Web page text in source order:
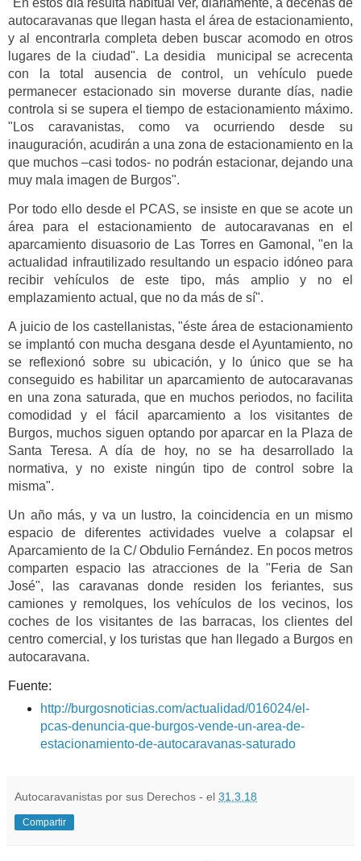
autocaravanas que llegan hasta el área de estacionamiento,
y al encontrarla completa deben buscar acomodo en otros
lugares de la ciudad". La desidia municipal se acrecenta
con la total ausencia de control, un vehículo puede
permanecer estacionado sin moverse durante días, nadie
controla si se supera el tiempo de estacionamiento máximo.
"Los caravanistas, como va ocurriendo desde su
inauguración, acudirán a una zona de estacionamiento en la
que muchos –casi todos- no podrán estacionar, dejando una
muy mala imagen de Burgos".
Por todo ello desde el PCAS, se insiste en que se acote un
área para el estacionamiento de autocaravanas en el
aparcamiento disuasorio de Las Torres en Gamonal, "en la
actualidad infrautilizado resultando un espacio idóneo para
recibir vehículos de este tipo, más amplio y no el
emplazamiento actual, que no da más de sí".
A juicio de los castellanistas, "éste área de estacionamiento
se implantó con mucha desgana desde el Ayuntamiento, no
se reflexionó sobre su ubicación, y lo único que se ha
conseguido es habilitar un aparcamiento de autocaravanas
en una zona saturada, que en muchos periodos, no facilita
comodidad y el fácil aparcamiento a los visitantes de
Burgos, muchos siguen optando por aparcar en la Plaza de
Santa Teresa. A día de hoy, no se ha desarrollado la
normativa, y no existe ningún tipo de control sobre la
misma".
Un año más, y va un lustro, la coincidencia en un mismo
espacio de diferentes actividades vuelve a colapsar el
Aparcamiento de la C/ Obdulio Fernández. En pocos metros
comparten espacio las atracciones de la "Feria de San
José", las caravanas donde residen los feriantes, sus
camiones y remolques, los vehículos de los vecinos, los
coches de los visitantes de las barracas, los clientes del
centro comercial, y los turistas que han llegado a Burgos en
autocaravana.
Fuente:
http://burgosnoticias.com/actualidad/016024/el-
pcas-denuncia-que-burgos-vende-un-area-de-
estacionamiento-de-autocaravanas-saturado
Autocaravanistas por sus Derechos - el 31.3.18
Compartir